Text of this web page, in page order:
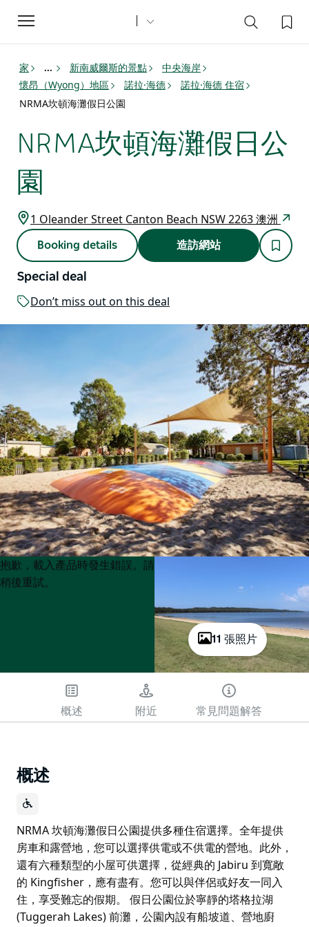
Toggle
navigation
家 ... 新南威爾斯的景點
中央海岸
懷昂（Wyong）地區
諾拉·海德
諾拉·海德 住宿
NRMA坎頓海灘假日公園
NRMA坎頓海灘假日公
園
1 Oleander Street Canton Beach NSW 2263 澳洲
Booking details 造訪網站
Special deal
Don’t miss out on this deal
11 張照片
Product
List
Product
List
抱歉，載入產品時發生錯誤。請
稍後重試。
概述 附近 常見問題解答
概述
NRMA 坎頓海灘假日公園提供多種住宿選擇。全年提供
房車和露營地，您可以選擇供電或不供電的營地。此外，
還有六種類型的小屋可供選擇，從經典的 Jabiru 到寬敞
的 Kingfisher，應有盡有。您可以與伴侶或好友一同入
住，享受難忘的假期。 假日公園位於寧靜的塔格拉湖
(Tuggerah Lakes) 前灘，公園內設有船坡道、營地廚